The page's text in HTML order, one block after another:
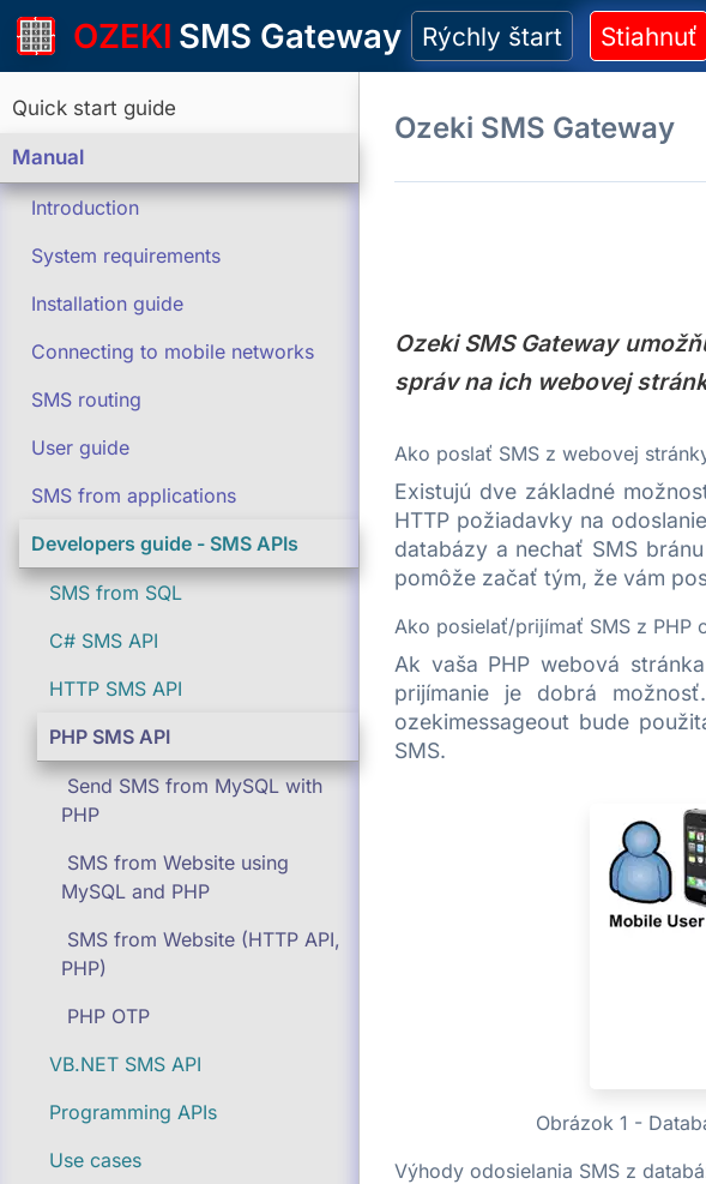
OZEKI SMS Gateway Rýchly štart Stiahnuť
Quick start guide
Manual
Introduction
System requirements
Installation guide
Connecting to mobile networks
SMS routing
User guide
SMS from applications
Developers guide - SMS APIs
SMS from SQL
C# SMS API
HTTP SMS API
PHP SMS API
Send SMS from MySQL with
PHP
SMS from Website using
MySQL and PHP
SMS from Website (HTTP API,
PHP)
PHP OTP
VB.NET SMS API
Programming APIs
Use cases
Ozeki SMS Gateway
Ozeki SMS Gateway
správ na ich webovej
Ako poslať SMS z webovej
Existujú dve základné
HTTP požiadavky na
databázy a nechať SMS
pomôže začať tým, že vám
Ako posielať/prijímať SMS z PHP
Ak vaša PHP webová
prijímanie je dobrá
ozekimessageout bude
SMS.
Obrázok 1 -
Výhody odosielania SMS z